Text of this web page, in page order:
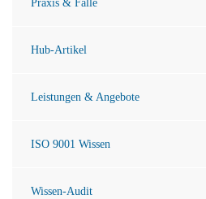
Praxis & Fälle
Hub-Artikel
Leistungen & Angebote
ISO 9001 Wissen
Wissen-Audit